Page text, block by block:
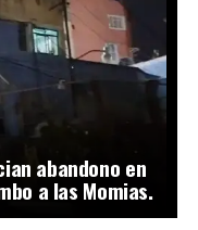
abandono en
a las Momias.